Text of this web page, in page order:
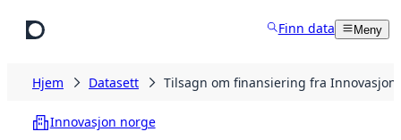
Finn data Meny
Hjem Datasett Tilsagn om finansiering fra Innovasjon
Innovasjon norge